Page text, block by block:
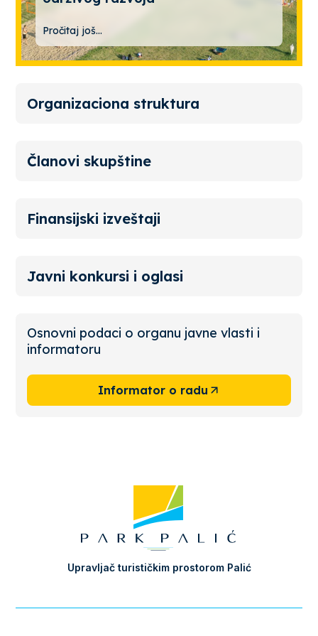
Pročitaj još...
Organizaciona struktura
Članovi skupštine
Finansijski izveštaji
Javni konkursi i oglasi
Osnovni podaci o organu javne vlasti i
informatoru
Informator o radu
Upravljač turističkim prostorom Palić